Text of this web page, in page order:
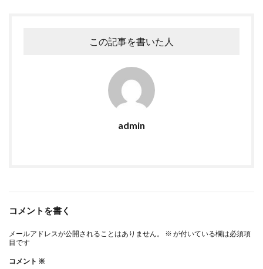
この記事を書いた人
admin
コメントを書く
メールアドレスが公開されることはありません。 ※ が付いている欄は必須項
目です
コメント ※